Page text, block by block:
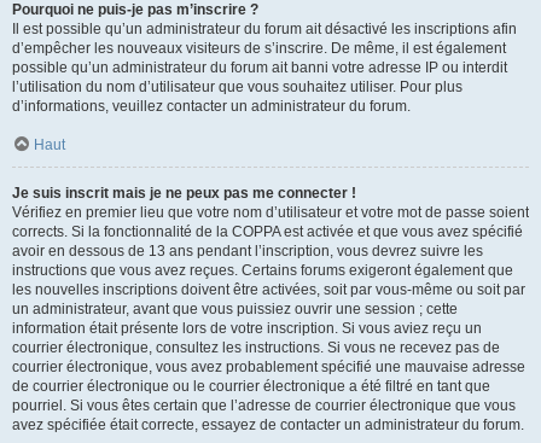
Pourquoi ne puis-je pas m’inscrire ?
Il est possible qu’un administrateur du forum ait désactivé les inscriptions afin
d’empêcher les nouveaux visiteurs de s’inscrire. De même, il est également
possible qu’un administrateur du forum ait banni votre adresse IP ou interdit
l’utilisation du nom d’utilisateur que vous souhaitez utiliser. Pour plus
d’informations, veuillez contacter un administrateur du forum.
Haut
Je suis inscrit mais je ne peux pas me connecter !
Vérifiez en premier lieu que votre nom d’utilisateur et votre mot de passe soient
corrects. Si la fonctionnalité de la COPPA est activée et que vous avez spécifié
avoir en dessous de 13 ans pendant l’inscription, vous devrez suivre les
instructions que vous avez reçues. Certains forums exigeront également que
les nouvelles inscriptions doivent être activées, soit par vous-même ou soit par
un administrateur, avant que vous puissiez ouvrir une session ; cette
information était présente lors de votre inscription. Si vous aviez reçu un
courrier électronique, consultez les instructions. Si vous ne recevez pas de
courrier électronique, vous avez probablement spécifié une mauvaise adresse
de courrier électronique ou le courrier électronique a été filtré en tant que
pourriel. Si vous êtes certain que l’adresse de courrier électronique que vous
avez spécifiée était correcte, essayez de contacter un administrateur du forum.